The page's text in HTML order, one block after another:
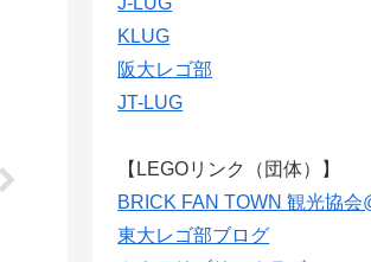
KLUG
阪大レゴ部
JT-LUG
【LEGOリンク（団体）】
BRICK FAN TOWN 観光協会
東大レゴ部ブログ